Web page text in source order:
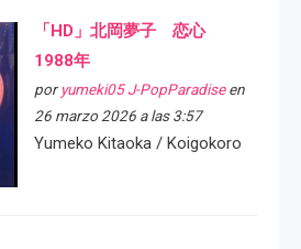
「HD」北岡夢子 恋心
1988年
por yumeki05 J-PopParadiseen
26 marzo 2026 a las 3:57
Yumeko Kitaoka / Koigokoro